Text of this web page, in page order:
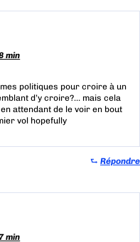
min
politiques pour croire à un
d’y croire?… mais cela
attendant de le voir en bout
vol hopefully
⮑ Répondre
min